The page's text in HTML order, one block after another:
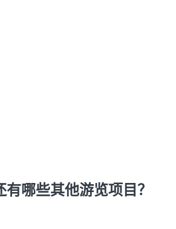
哪些其他游览项目？